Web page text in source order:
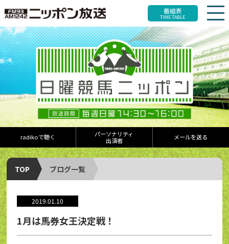
番組表
TIME TABLE
radikoで聴く
パーソナリティ
出演者
メールを送る
TOP ブログ一覧
2019.01.10
1月は馬券女王決定戦！